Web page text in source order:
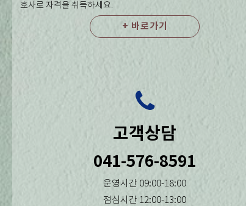
호사로 자격을 취득하세요.
+ 바로가기
고객상담
041-576-8591
운영시간 09:00-18:00
점심시간 12:00-13:00